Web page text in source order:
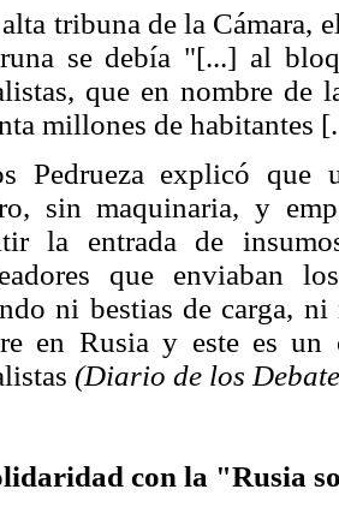
tribuna de la Cámara,
se debía "[...] al
que en nombre de
millones de habitantes
Pedrueza explicó
sin maquinaria, y
la entrada de
que enviaban
ni bestias de carga,
en Rusia y este es
(Diario de los
con la "Rusia